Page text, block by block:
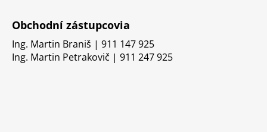
Obchodní zástupcovia
Ing. Martin Braniš | 911 147 925
Ing. Martin Petrakovič | 911 247 925